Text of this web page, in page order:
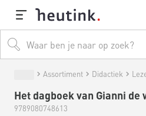
Assortiment Didactiek
Het dagboek van Gianni
9789080748613